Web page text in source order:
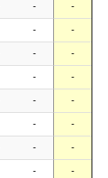
- -
- -
- -
- -
- -
- -
- -
- -